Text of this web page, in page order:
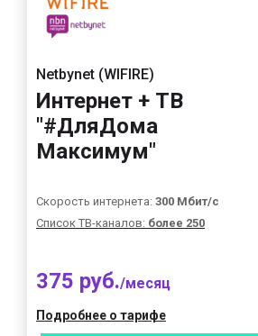
Netbynet (WIFIRE)
Интернет + ТВ
"#ДляДома
Максимум"
Скорость интернета: 300 Мбит/с
Список ТВ-каналов: более 250
375 руб./месяц
Подробнее о тарифе